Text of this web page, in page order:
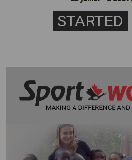
STARTED